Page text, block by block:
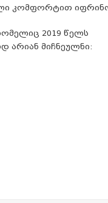
კომფორტით
2019 წელს
არიან მიჩნეულნი: